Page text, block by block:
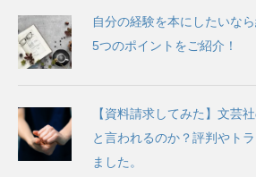
自分の経験を本にしたいな
5つのポイントをご紹介！
【資料請求してみた】文芸
と言われるのか？評判やト
ました。